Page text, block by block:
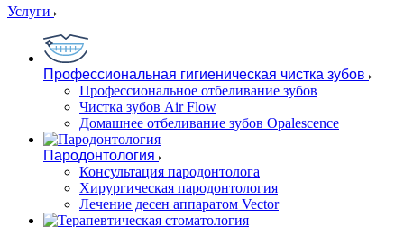
Услуги
Профессиональная гигиеническая чистка зубов
Профессиональное отбеливание зубов
Чистка зубов Air Flow
Домашнее отбеливание зубов Opalescence
Пародонтология
Консультация пародонтолога
Хирургическая пародонтология
Лечение десен аппаратом Vector